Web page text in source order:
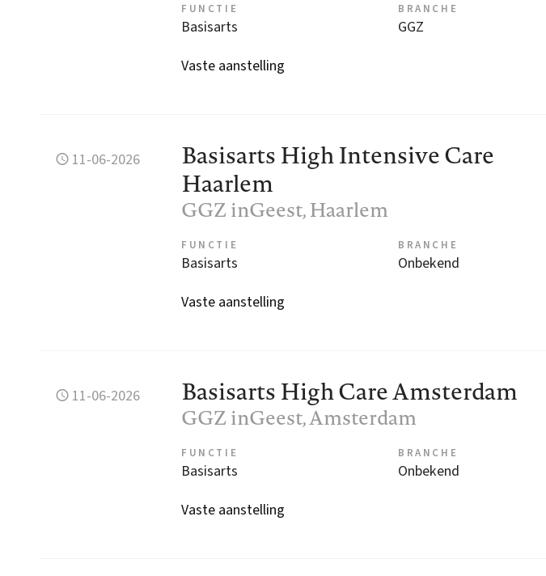
FUNCTIE
Basisarts
BRANCHE
GGZ
Vaste aanstelling
11-06-2026
Basisarts High Intensive Care
Haarlem
GGZ inGeest, Haarlem
FUNCTIE
Basisarts
BRANCHE
Onbekend
Vaste aanstelling
11-06-2026 Basisarts High Care Amsterdam
GGZ inGeest, Amsterdam
FUNCTIE
Basisarts
BRANCHE
Onbekend
Vaste aanstelling